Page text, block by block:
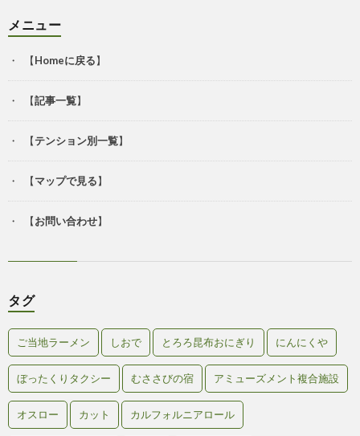
メニュー
【Homeに戻る】
【記事一覧】
【テンション別一覧】
【マップで見る】
【お問い合わせ】
タグ
ご当地ラーメン しおで とろろ昆布おにぎり にんにくや
ぼったくりタクシー むささびの宿 アミューズメント複合施設
オスロー カット カルフォルニアロール